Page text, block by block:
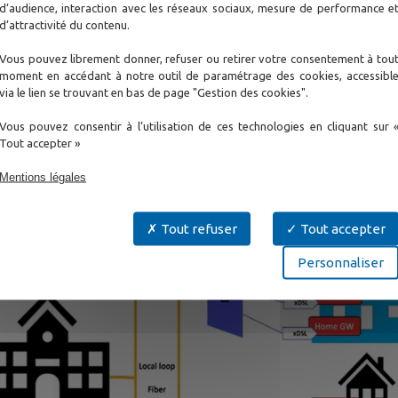
d’audience, interaction avec les réseaux sociaux, mesure de performance et
d’attractivité du contenu.
Vous pouvez librement donner, refuser ou retirer votre consentement à tout
moment en accédant à notre outil de paramétrage des cookies, accessible
via le lien se trouvant en bas de page "Gestion des cookies".
Vous pouvez consentir à l’utilisation de ces technologies en cliquant sur «
Tout accepter »
Mentions légales
Tout accepter
Tout refuser
Personnaliser